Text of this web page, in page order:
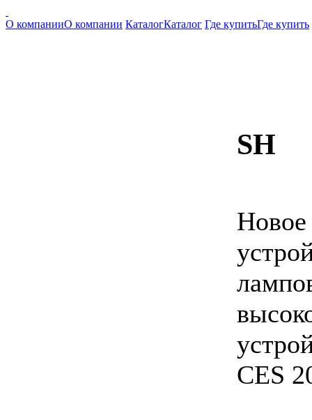
О компанииО компании КаталогКаталог Где купитьГде купить
SH
CES